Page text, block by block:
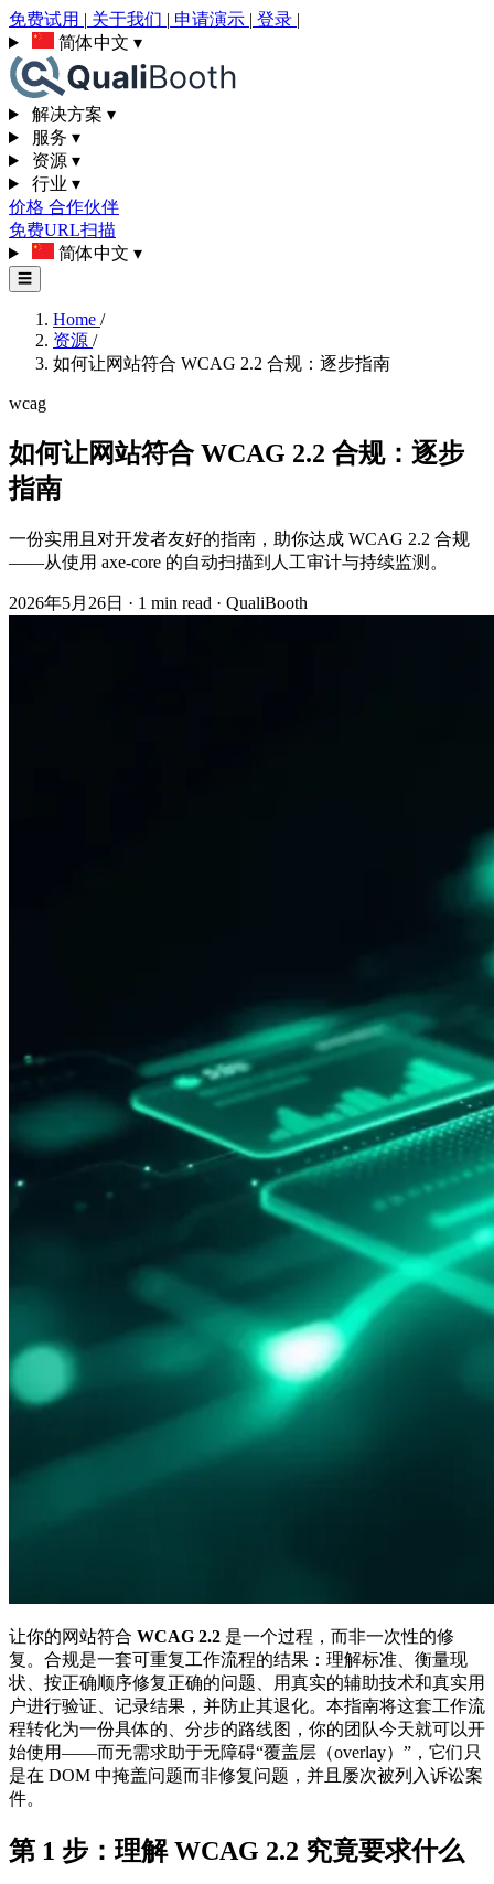
免费试用 | 关于我们 | 申请演示 | 登录 |
简体中文 ▾
解决方案 ▾
服务 ▾
资源 ▾
行业 ▾
价格 合作伙伴
免费URL扫描
简体中文 ▾
☰
Home /
资源 /
如何让网站符合 WCAG 2.2 合规：逐步指南
wcag
如何让网站符合 WCAG 2.2 合规：逐步
指南
一份实用且对开发者友好的指南，助你达成 WCAG 2.2 合规
——从使用 axe-core 的自动扫描到人工审计与持续监测。
2026年5月26日 · 1 min read · QualiBooth
让你的网站符合 WCAG 2.2 是一个过程，而非一次性的修
复。合规是一套可重复工作流程的结果：理解标准、衡量现
状、按正确顺序修复正确的问题、用真实的辅助技术和真实用
户进行验证、记录结果，并防止其退化。本指南将这套工作流
程转化为一份具体的、分步的路线图，你的团队今天就可以开
始使用——而无需求助于无障碍“覆盖层（overlay）”，它们只
是在 DOM 中掩盖问题而非修复问题，并且屡次被列入诉讼案
件。
第 1 步：理解 WCAG 2.2 究竟要求什么